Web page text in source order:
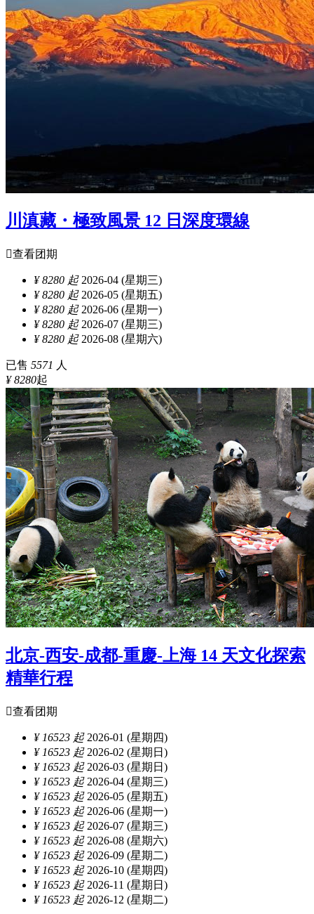
川滇藏・極致風景 12 日深度環線
查看团期
¥ 8280 起2026-04 (星期三)
¥ 8280 起2026-05 (星期五)
¥ 8280 起2026-06 (星期一)
¥ 8280 起2026-07 (星期三)
¥ 8280 起2026-08 (星期六)
已售 5571 人
¥ 8280起
北京-西安-成都-重慶-上海 14 天文化探索
精華行程
查看团期
¥ 16523 起2026-01 (星期四)
¥ 16523 起2026-02 (星期日)
¥ 16523 起2026-03 (星期日)
¥ 16523 起2026-04 (星期三)
¥ 16523 起2026-05 (星期五)
¥ 16523 起2026-06 (星期一)
¥ 16523 起2026-07 (星期三)
¥ 16523 起2026-08 (星期六)
¥ 16523 起2026-09 (星期二)
¥ 16523 起2026-10 (星期四)
¥ 16523 起2026-11 (星期日)
¥ 16523 起2026-12 (星期二)